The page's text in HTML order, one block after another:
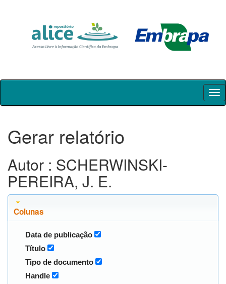
Skip
Gerar relatório
Autor : SCHERWINSKI-
PEREIRA, J. E.
Colunas
Data de publicação
Título
Tipo de documento
Handle